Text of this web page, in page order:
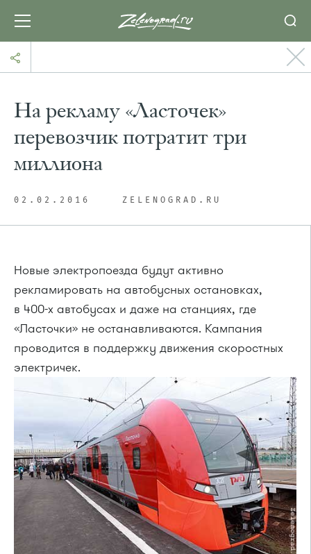
На рекламу «Ласточек»
перевозчик потратит три
миллиона
02.02.2016 ZELENOGRAD.RU
Новые электропоезда будут активно
рекламировать на автобусных остановках,
в 400-х автобусах и даже на станциях, где
«Ласточки» не останавливаются. Кампания
проводится в поддержку движения скоростных
электричек.